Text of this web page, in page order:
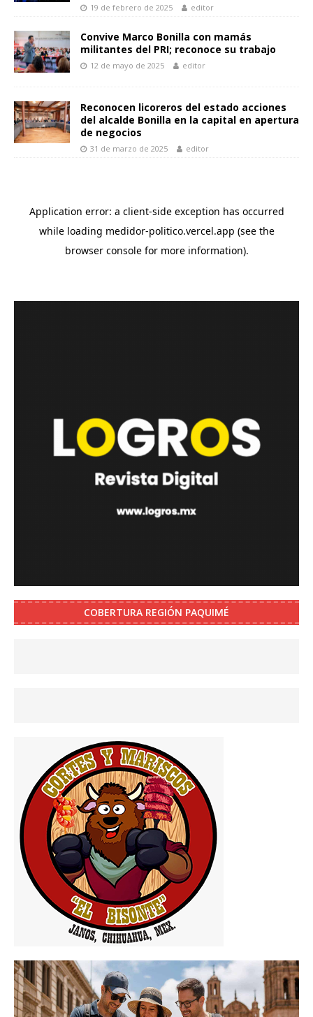
19 de febrero de 2025 editor
Convive Marco Bonilla con mamás
militantes del PRI; reconoce su trabajo
12 de mayo de 2025 editor
Reconocen licoreros del estado acciones
del alcalde Bonilla en la capital en apertura
de negocios
31 de marzo de 2025 editor
COBERTURA REGIÓN PAQUIMÉ